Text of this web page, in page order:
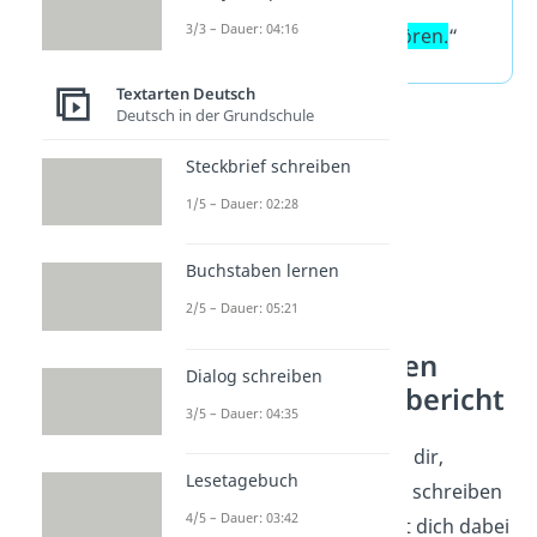
Verdächtige
verhören.“
Bericht schreiben
Muster – Unfallbericht
Unsere Beispiele zeigen dir,
worauf du beim Bericht schreiben
achten sollst. Du kannst dich dabei
3/3 – Dauer: 04:16
Textarten Deutsch
Deutsch in der Grundschule
Steckbrief schreiben
1/5 – Dauer: 02:28
Buchstaben lernen
2/5 – Dauer: 05:21
Dialog schreiben
3/5 – Dauer: 04:35
Lesetagebuch
4/5 – Dauer: 03:42